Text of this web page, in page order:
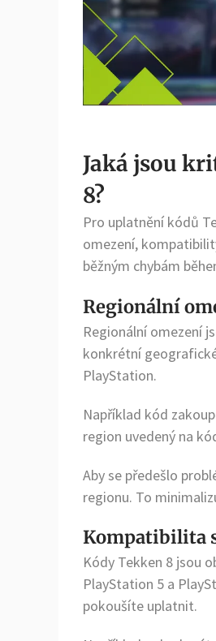
Jaká jsou
8?
Pro uplatnění kódů
omezení,
běžným chybám
Regionální
Regionální omezení
konkrétní
PlayStation.
Například kód
region uvedený na
Aby se předešlo
regionu. To
Kompatibilita
Kódy Tekken 8 jsou
PlayStation 5 a
pokoušíte uplatnit.